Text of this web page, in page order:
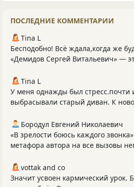
ПОСЛЕДНИЕ КОММЕНТАРИИ
Tina L
Бесподобно! Всё ждала,когда же
«Демидов Сергей Витальевич» —
Tina L
У меня однажды был стресс.почти
выбрасывали старый диван. К
Бородул Евгений Николаевич
«В зрелости боюсь каждого
метафора автора на все вызовы
vottak and co
Значит усвоен кармический урок.